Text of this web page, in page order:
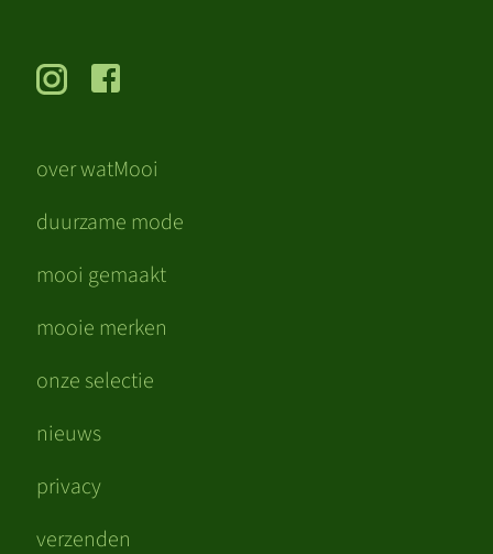
over watMooi
duurzame mode
mooi gemaakt
mooie merken
onze selectie
nieuws
privacy
verzenden